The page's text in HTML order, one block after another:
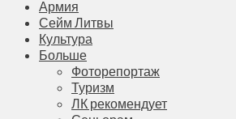
Армия
Сейм Литвы
Культура
Больше
Фоторепортаж
Туризм
ЛК рекомендует